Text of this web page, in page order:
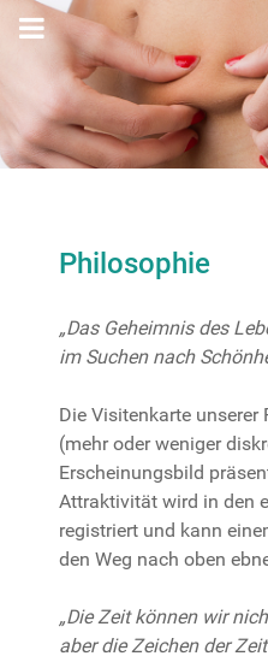
Philosophie
„Das Geheimnis des
im Suchen nach
Die Visitenkarte
(mehr oder weniger
Erscheinungsbild
Attraktivität wird in den
registriert und kann
den Weg nach oben
„Die Zeit können wir
aber die Zeichen der